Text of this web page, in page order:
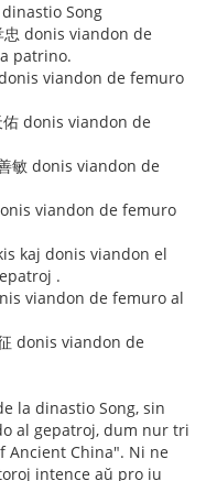
Song
忠 donis viandon de
patrino.
viandon de femuro
佑 donis viandon de
敏 donis viandon de
viandon de femuro
kaj donis viandon el
.
viandon de femuro al
donis viandon de
la dinastio Song, sin
al gepatroj, dum nur tri
Ancient China". Ni ne
intence aŭ pro iu